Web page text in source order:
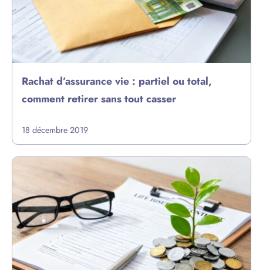
Rachat d’assurance vie : partiel ou total,
comment retirer sans tout casser
18 décembre 2019